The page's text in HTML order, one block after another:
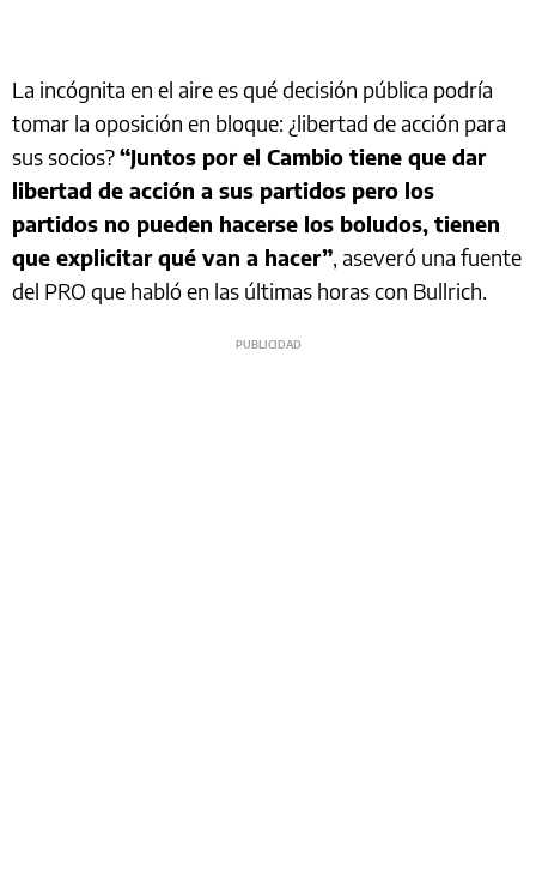
La incógnita en el aire es qué decisión pública podría
tomar la oposición en bloque: ¿libertad de acción para
sus socios?“Juntos por el Cambio tiene que dar
libertad de acción a sus partidos pero los
partidos no pueden hacerse los boludos, tienen
que explicitar qué van a hacer”, aseveró una fuente
del PRO que habló en las últimas horas con Bullrich.